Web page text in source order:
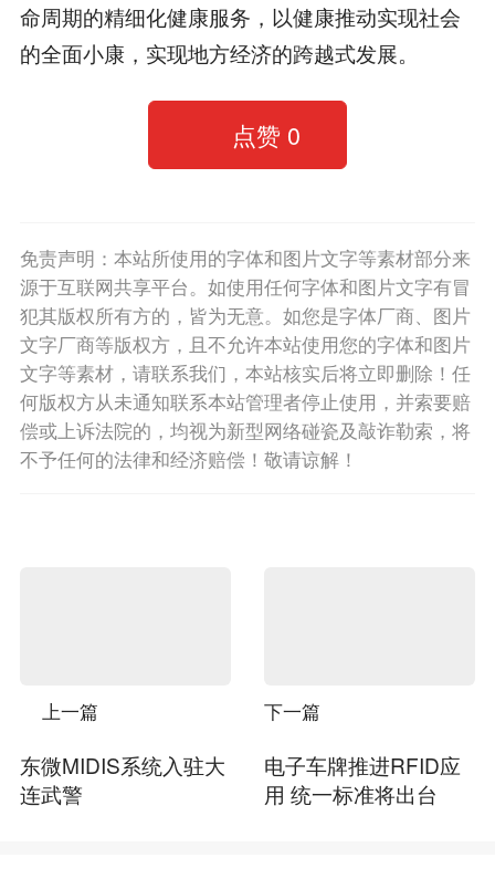
命周期的精细化健康服务，以健康推动实现社会
的全面小康，实现地方经济的跨越式发展。
点赞 0
免责声明：本站所使用的字体和图片文字等素材部分来
源于互联网共享平台。如使用任何字体和图片文字有冒
犯其版权所有方的，皆为无意。如您是字体厂商、图片
文字厂商等版权方，且不允许本站使用您的字体和图片
文字等素材，请联系我们，本站核实后将立即删除！任
何版权方从未通知联系本站管理者停止使用，并索要赔
偿或上诉法院的，均视为新型网络碰瓷及敲诈勒索，将
不予任何的法律和经济赔偿！敬请谅解！
上一篇
东微MIDIS系统入驻大
连武警
下一篇
电子车牌推进RFID应
用 统一标准将出台